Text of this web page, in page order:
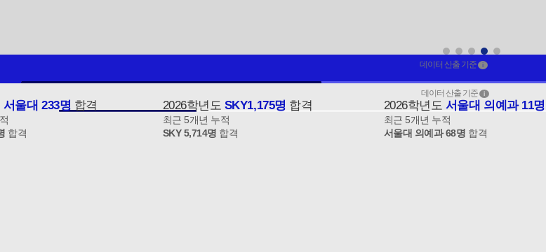
데이터 산출 기준 i
서울대 233명 합격
합격
2026학년도 SKY1,175명 합격
최근 5개년 누적
SKY 5,714명 합격
2026학년도 서울대 의예과 11명
최근 5개년 누적
서울대 의예과 68명 합격
데이터 산출 기준 i